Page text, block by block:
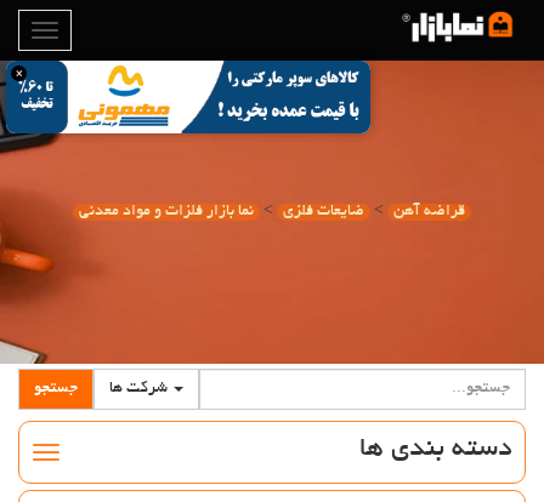
×
قراضه آهن > ضایعات فلزی > نما بازار فلزات و مواد معدنی
شرکت ها جستجو
دسته بندی ها